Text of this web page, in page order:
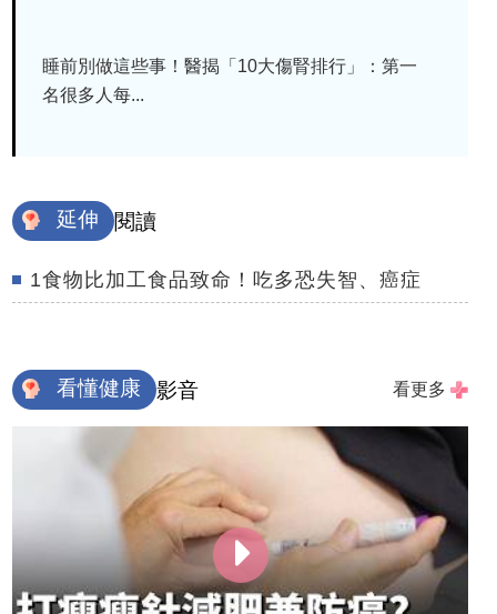
睡前別做這些事！醫揭「10大傷腎排行」：第一
名很多人每...
延伸 閱讀
1食物比加工食品致命！吃多恐失智、癌症
看懂健康 影音 看更多